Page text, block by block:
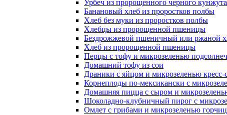
Урбеч из пророщенного черного кунжута
Банановый хлеб из проростков полбы
Хлеб без муки из проростков полбы
Хлебцы из пророщенной пшеницы
Бездрожжевой пшеничный или ржаной
Хлеб из пророщенной пшеницы
Перцы с тофу и микрозеленью
Домашний тофу из сои
Драники с яйцом и микрозеленью кресс-
Корнеплоды по-мексикански с
Домашняя пицца с сыром и
Шоколадно-клубничный пирог с
Омлет с грибами и микрозеленью